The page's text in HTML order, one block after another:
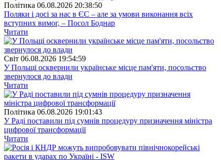
Полiтика 06.08.2026 20:38:50
Поляки і досі за нас в ЄС – але за умови виконання всіх
вступних вимог, – Посол Боднар
Читати
Свiт 06.08.2026 19:54:59
У Польщі осквернили українське місце пам'яти, посольство
звернулося до влади
Читати
Полiтика 06.08.2026 19:01:43
У Раді поставили під сумнів процедуру призначення міністра
цифрової трансформації
Читати